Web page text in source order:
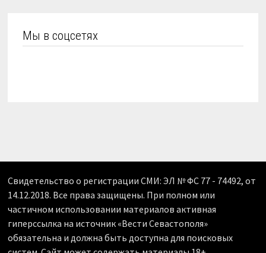
Мы в соцсетях
Свидетельство о регистрации СМИ: ЭЛ № ФС 77 - 74492, от
14.12.2018. Все права защищены. При полном или
частичном использовании материалов активная
гиперссылка на источник «Вести Севастополя»
обязательна и должна быть доступна для поисковых